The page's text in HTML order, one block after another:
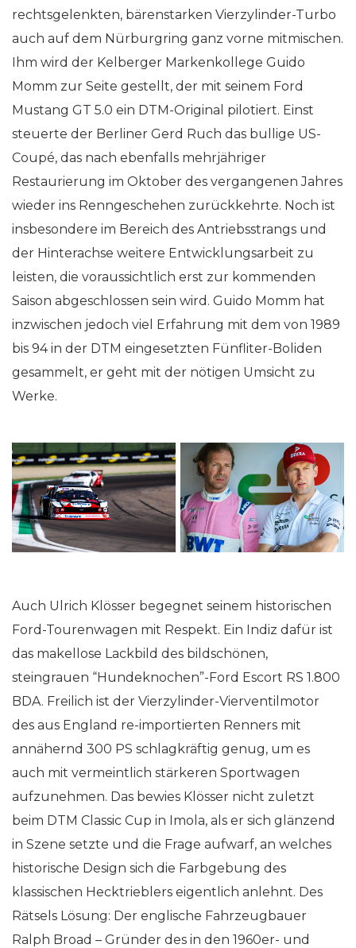
rechtsgelenkten, bärenstarken Vierzylinder-Turbo
auch auf dem Nürburgring ganz vorne mitmischen.
Ihm wird der Kelberger Markenkollege Guido
Momm zur Seite gestellt, der mit seinem Ford
Mustang GT 5.0 ein DTM-Original pilotiert. Einst
steuerte der Berliner Gerd Ruch das bullige US-
Coupé, das nach ebenfalls mehrjähriger
Restaurierung im Oktober des vergangenen Jahres
wieder ins Renngeschehen zurückkehrte. Noch ist
insbesondere im Bereich des Antriebsstrangs und
der Hinterachse weitere Entwicklungsarbeit zu
leisten, die voraussichtlich erst zur kommenden
Saison abgeschlossen sein wird. Guido Momm hat
inzwischen jedoch viel Erfahrung mit dem von 1989
bis 94 in der DTM eingesetzten Fünfliter-Boliden
gesammelt, er geht mit der nötigen Umsicht zu
Werke.
Auch Ulrich Klösser begegnet seinem historischen
Ford-Tourenwagen mit Respekt. Ein Indiz dafür ist
das makellose Lackbild des bildschönen,
steingrauen “Hundeknochen”-Ford Escort RS 1.800
BDA. Freilich ist der Vierzylinder-Vierventilmotor
des aus England re-importierten Renners mit
annähernd 300 PS schlagkräftig genug, um es
auch mit vermeintlich stärkeren Sportwagen
aufzunehmen. Das bewies Klösser nicht zuletzt
beim DTM Classic Cup in Imola, als er sich glänzend
in Szene setzte und die Frage aufwarf, an welches
historische Design sich die Farbgebung des
klassischen Hecktrieblers eigentlich anlehnt. Des
Rätsels Lösung: Der englische Fahrzeugbauer
Ralph Broad – Gründer des in den 1960er- und